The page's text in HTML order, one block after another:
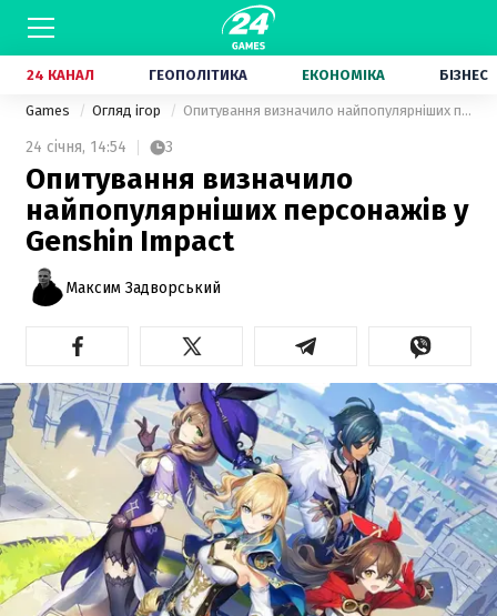
24 КАНАЛ ГЕОПОЛІТИКА ЕКОНОМІКА БІЗНЕС
Games Огляд ігор Опитування визначило найпопулярніших персонажів у Genshin Impact
24 січня, 14:54 3
Опитування визначило
найпопулярніших персонажів у
Genshin Impact
Максим Задворський